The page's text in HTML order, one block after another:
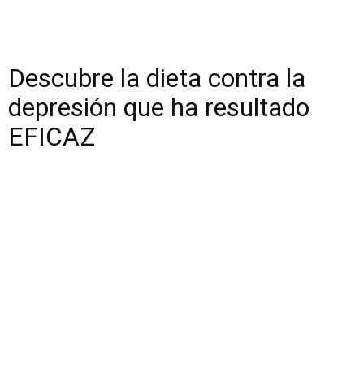
Descubre la dieta contra la
depresión que ha resultado
EFICAZ